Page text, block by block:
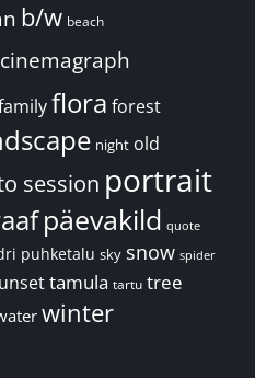
b/w beach
cinemagraph
flora forest
night old
session portrait
päevakild quote
puhketalu sky snow spider
tamula tartu tree
winter